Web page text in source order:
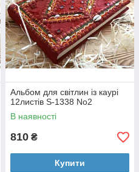
Альбом для світлин із каурі
12листів S-1338 No2
В наявності
810 ₴
Купити